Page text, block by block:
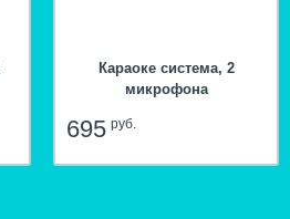
Караоке система, 2
микрофона
695руб.